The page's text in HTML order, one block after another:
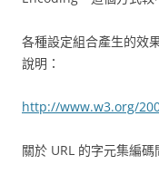
各種設定組合產生的效
說明：
http://www.w3.org/
關於 URL 的字元集編